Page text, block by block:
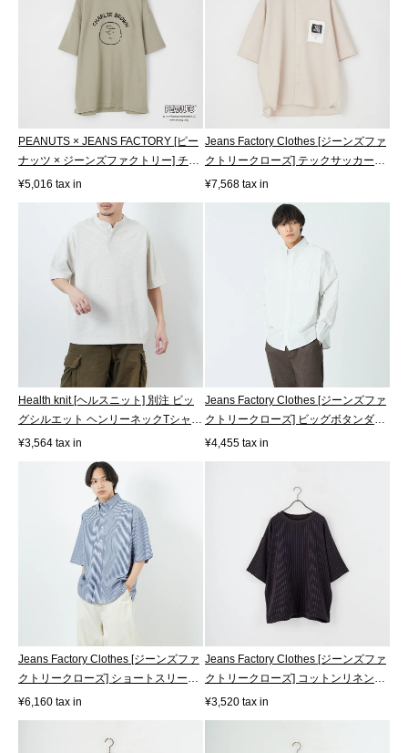
PEANUTS × JEANS FACTORY [ピー
ナッツ × ジーンズファクトリー] チャ
ーリ...
¥5,016 tax in
Jeans Factory Clothes [ジーンズファ
クトリークローズ] テックサッカー
ワ...
¥7,568 tax in
Health knit [ヘルスニット] 別注 ビッ
グシルエット ヘンリーネックTシャ
ツ...
¥3,564 tax in
Jeans Factory Clothes [ジーンズファ
クトリークローズ] ビッグボタンダ
ウ...
¥4,455 tax in
Jeans Factory Clothes [ジーンズファ
クトリークローズ] ショートスリー
ブ...
¥6,160 tax in
Jeans Factory Clothes [ジーンズファ
クトリークローズ] コットンリネン
ス...
¥3,520 tax in